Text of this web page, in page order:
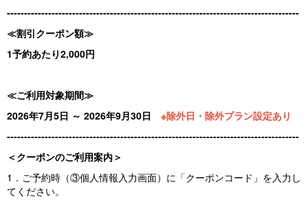
-------------------------------------------------------------------------------------
≪割引クーポン額≫
1予約あたり2,000円
≪ご利用対象期間≫
2026年7月5日 ～ 2026年9月30日 ※除外日・除外プラン設定あり
-------------------------------------------------------------------------------------
＜クーポンのご利用案内＞
1．ご予約時（③個人情報入力画面）に「クーポンコード」を入力し
てください。